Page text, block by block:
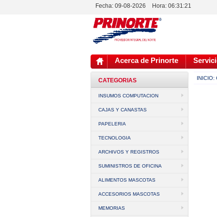
Fecha: 09-08-2026 Hora: 06:31:21
Acerca de Prinorte
CATEGORIAS
INSUMOS COMPUTACION
CAJAS Y CANASTAS
PAPELERIA
TECNOLOGIA
ARCHIVOS Y REGISTROS
SUMINISTROS DE OFICINA
ALIMENTOS MASCOTAS
ACCESORIOS MASCOTAS
MEMORIAS
INICIO: